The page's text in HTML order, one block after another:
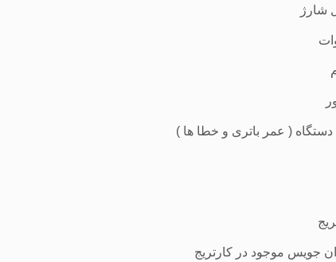
( عمر باتری و خطا ها )
جویس موجود در کارتریج